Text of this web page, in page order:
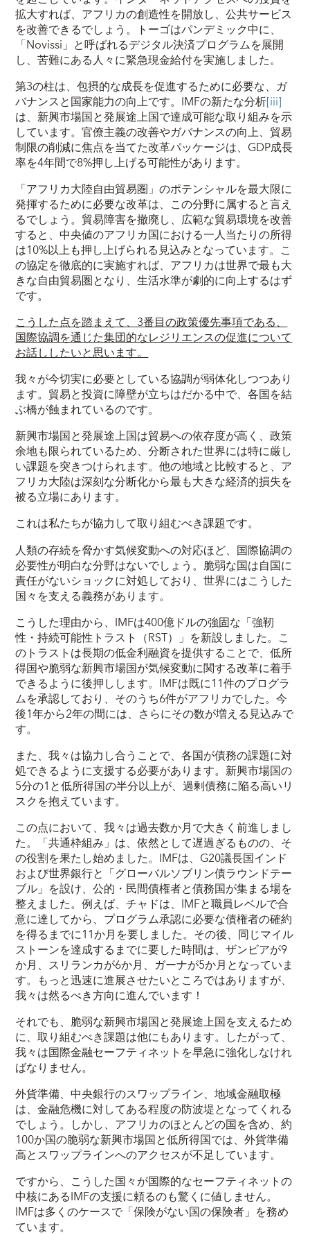
拡大すれば、アフリカの創造性を開放し、公共サービス
を改善できるでしょう。トーゴはパンデミック中に、
「Novissi」と呼ばれるデジタル決済プログラムを展開
し、苦難にある人々に緊急現金給付を実施しました。
第3の柱は、包摂的な成長を促進するために必要な、ガ
バナンスと国家能力の向上です。IMFの新たな分析[iii]
は、新興市場国と発展途上国で達成可能な取り組みを示
しています。官僚主義の改善やガバナンスの向上、貿易
制限の削減に焦点を当てた改革パッケージは、GDP成長
率を4年間で8%押し上げる可能性があります。
「アフリカ大陸自由貿易圏」のポテンシャルを最大限に
発揮するために必要な改革は、この分野に属すると言え
るでしょう。貿易障害を撤廃し、広範な貿易環境を改善
すると、中央値のアフリカ国における一人当たりの所得
は10%以上も押し上げられる見込みとなっています。こ
の協定を徹底的に実施すれば、アフリカは世界で最も大
きな自由貿易圏となり、生活水準が劇的に向上するはず
です。
こうした点を踏まえて、3番目の政策優先事項である、
国際協調を通じた集団的なレジリエンスの促進について
お話ししたいと思います。
我々が今切実に必要としている協調が弱体化しつつあり
ます。貿易と投資に障壁が立ちはだかる中で、各国を結
ぶ橋が蝕まれているのです。
新興市場国と発展途上国は貿易への依存度が高く、政策
余地も限られているため、分断された世界には特に厳し
い課題を突きつけられます。他の地域と比較すると、ア
フリカ大陸は深刻な分断化から最も大きな経済的損失を
被る立場にあります。
これは私たちが協力して取り組むべき課題です。
人類の存続を脅かす気候変動への対応ほど、国際協調の
必要性が明白な分野はないでしょう。脆弱な国は自国に
責任がないショックに対処しており、世界にはこうした
国々を支える義務があります。
こうした理由から、IMFは400億ドルの強固な「強靭
性・持続可能性トラスト（RST）」を新設しました。こ
のトラストは長期の低金利融資を提供することで、低所
得国や脆弱な新興市場国が気候変動に関する改革に着手
できるように後押しします。IMFは既に11件のプログラ
ムを承認しており、そのうち6件がアフリカでした。今
後1年から2年の間には、さらにその数が増える見込みで
す。
また、我々は協力し合うことで、各国が債務の課題に対
処できるように支援する必要があります。新興市場国の
5分の1と低所得国の半分以上が、過剰債務に陥る高いリ
スクを抱えています。
この点において、我々は過去数か月で大きく前進しまし
た。「共通枠組み」は、依然として遅過ぎるものの、そ
の役割を果たし始めました。IMFは、G20議長国インド
および世界銀行と「グローバルソブリン債ラウンドテー
ブル」を設け、公的・民間債権者と債務国が集まる場を
整えました。例えば、チャドは、IMFと職員レベルで合
意に達してから、プログラム承認に必要な債権者の確約
を得るまでに11か月を要しました。その後、同じマイル
ストーンを達成するまでに要した時間は、ザンビアが9
か月、スリランカが6か月、ガーナが5か月となっていま
す。もっと迅速に進展させたいところではありますが、
我々は然るべき方向に進んでいます！
それでも、脆弱な新興市場国と発展途上国を支えるため
に、取り組むべき課題は他にもあります。したがって、
我々は国際金融セーフティネットを早急に強化しなけれ
ばなりません。
外貨準備、中央銀行のスワップライン、地域金融取極
は、金融危機に対してある程度の防波堤となってくれる
でしょう。しかし、アフリカのほとんどの国を含め、約
100か国の脆弱な新興市場国と低所得国では、外貨準備
高とスワップラインへのアクセスが不足しています。
ですから、こうした国々が国際的なセーフティネットの
中核にあるIMFの支援に頼るのも驚くに値しません。
IMFは多くのケースで「保険がない国の保険者」を務め
ています。